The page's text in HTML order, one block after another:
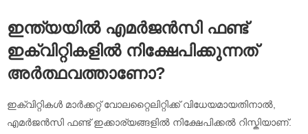
ഇന്ത്യയിൽ എമർജൻസി ഫണ്ട്
ഇക്വിറ്റികളിൽ നിക്ഷേപിക്കുന്നത്
അർത്ഥവത്താണോ?
ഇക്വിറ്റികൾ മാർക്കറ്റ് വോലറ്റൈലിറ്റിക്ക് വിധേയമായതിനാൽ,
എമർജൻസി ഫണ്ട് ഇക്കാര്യങ്ങളിൽ നിക്ഷേപിക്കൽ റിസ്കിയാണ്.